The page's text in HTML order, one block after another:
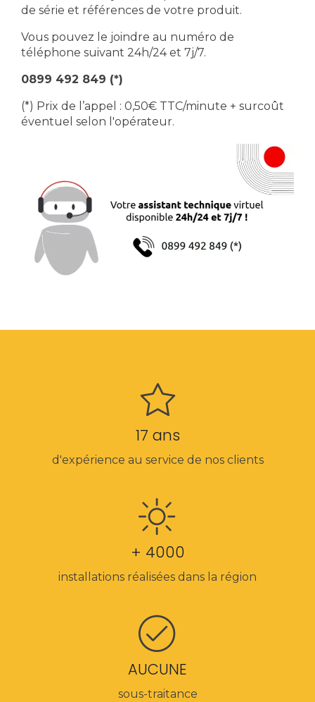
de série et références de votre produit.
Vous pouvez le joindre au numéro de
téléphone suivant 24h/24 et 7j/7.
0899 492 849 (*)
(*) Prix de l’appel : 0,50€ TTC/minute + surcoût
éventuel selon l'opérateur.
17 ans
d'expérience au service de nos clients
+ 4000
installations réalisées dans la région
AUCUNE
sous-traitance